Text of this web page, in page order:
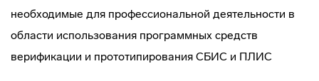
необходимые для профессиональной деятельности в
области использования программных средств
верификации и прототипирования СБИС и ПЛИС